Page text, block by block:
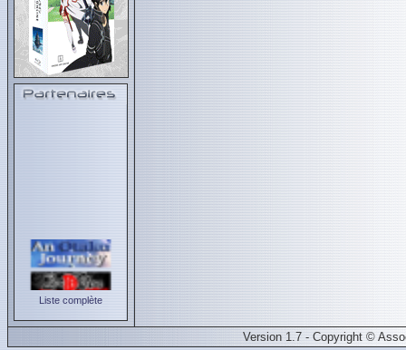
Liste complète
Version 1.7 - Copyright ©